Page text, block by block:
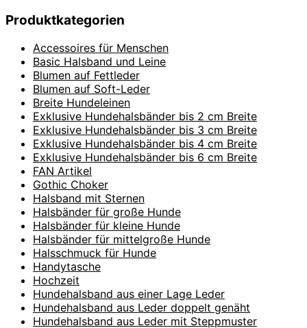
Produktkategorien
Accessoires für Menschen
Basic Halsband und Leine
Blumen auf Fettleder
Blumen auf Soft-Leder
Breite Hundeleinen
Exklusive Hundehalsbänder bis 2 cm Breite
Exklusive Hundehalsbänder bis 3 cm Breite
Exklusive Hundehalsbänder bis 4 cm Breite
Exklusive Hundehalsbänder bis 6 cm Breite
FAN Artikel
Gothic Choker
Halsband mit Sternen
Halsbänder für große Hunde
Halsbänder für kleine Hunde
Halsbänder für mittelgroße Hunde
Halsschmuck für Hunde
Handytasche
Hochzeit
Hundehalsband aus einer Lage Leder
Hundehalsband aus Leder doppelt genäht
Hundehalsband aus Leder mit Steppmuster